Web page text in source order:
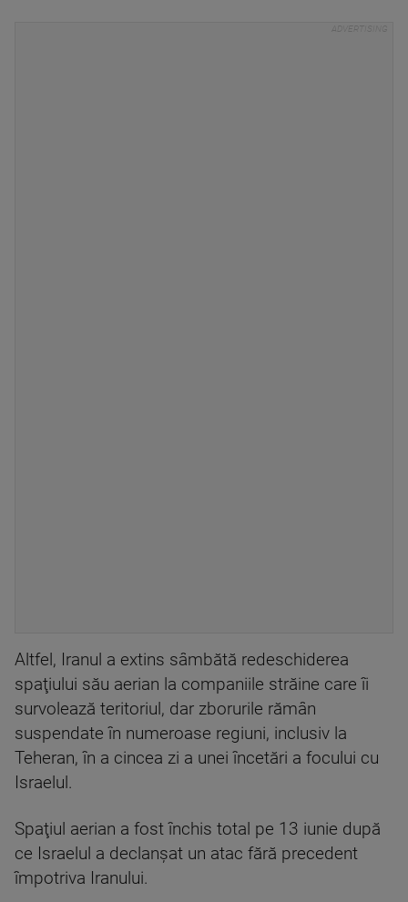
Altfel, Iranul a extins sâmbătă redeschiderea
spaţiului său aerian la companiile străine care îi
survolează teritoriul, dar zborurile rămân
suspendate în numeroase regiuni, inclusiv la
Teheran, în a cincea zi a unei încetări a focului cu
Israelul.
Spaţiul aerian a fost închis total pe 13 iunie după
ce Israelul a declanşat un atac fără precedent
împotriva Iranului.